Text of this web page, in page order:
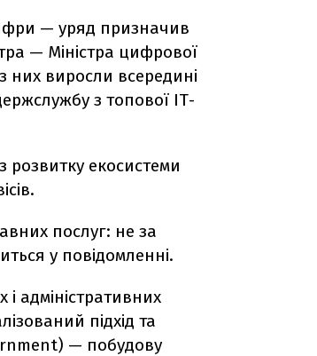
— уряд призначив
— Міністра цифрової
виросли всередині
з топової ІТ-
розвитку екосистеми
послуг: не за
у повідомленні.
адміністративних
підхід та
— побудову